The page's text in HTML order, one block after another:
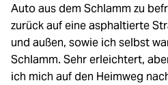
Auto aus dem Schlamm zu
zurück auf eine asphaltierte
und außen, sowie ich selbst
Schlamm. Sehr erleichtert,
ich mich auf den Heimweg